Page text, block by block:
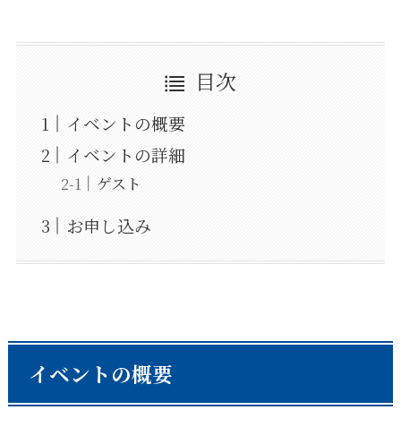
目次
イベントの概要
イベントの詳細
ゲスト
お申し込み
イベントの概要